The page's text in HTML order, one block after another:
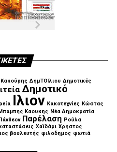
ΔημΤΟΙλιου Δημοτικές
Δημοτικό
Ιλιον Κακοτεχνίες Κώστας
Καουκης Νέα Δημοκρατία
Πάνθεον Παρέλαση Ρούλα
Χαϊδάρι Χρηστος
βουλευτής φιλοδημος φωτιά